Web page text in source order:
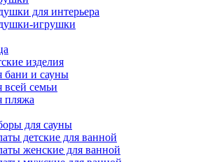
для интерьера
игрушки
изделия
бани и сауны
всей семьи
пляжа
для сауны
детские для ванной
женские для ванной